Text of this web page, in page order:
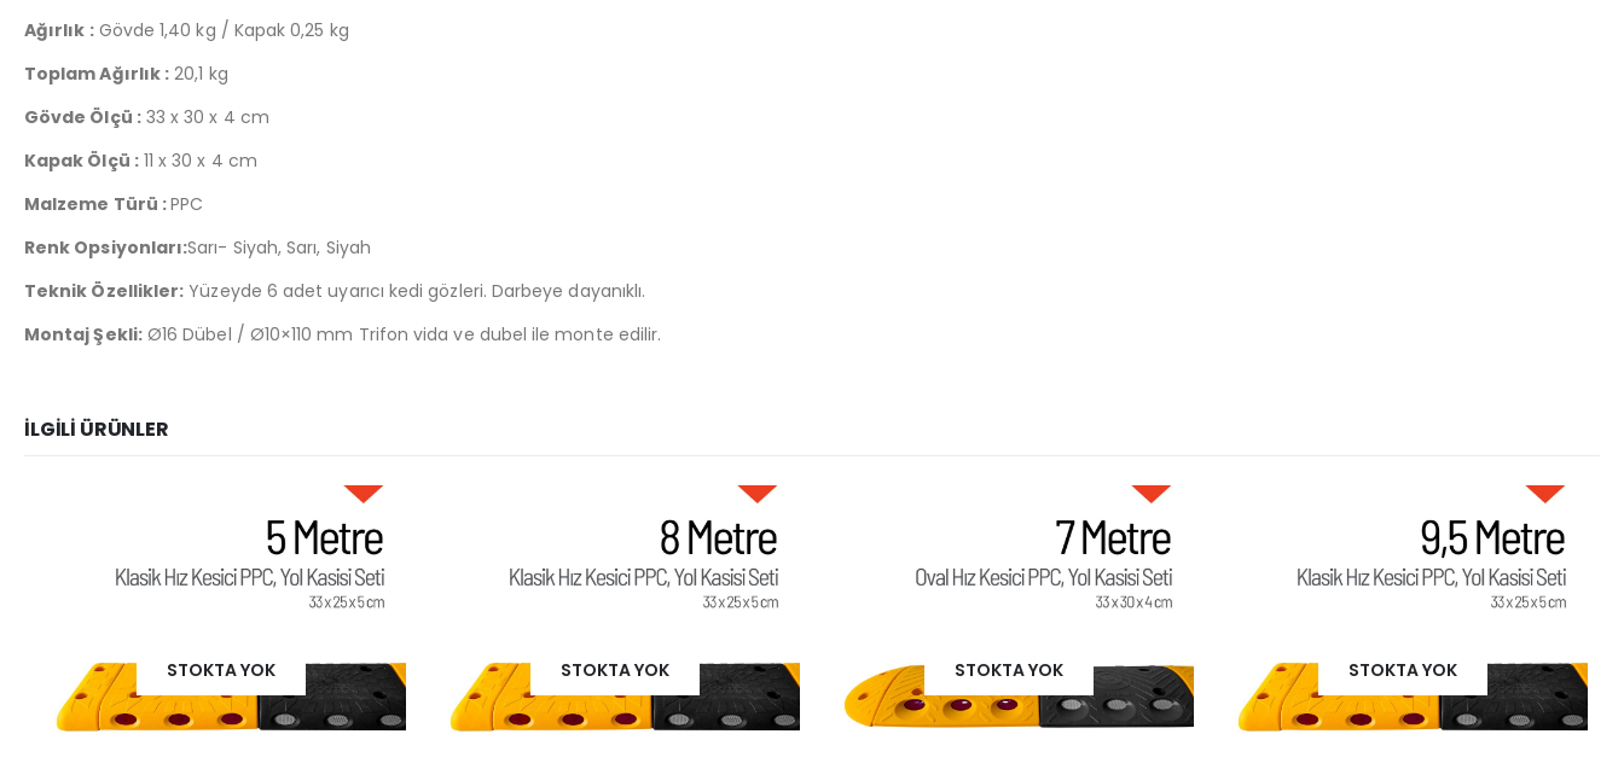
Ağırlık :Gövde 1,40 kg / Kapak 0,25 kg
Toplam Ağırlık : 20,1 kg
Gövde Ölçü :33 x 30 x 4 cm
Kapak Ölçü :11 x 30 x 4 cm
Malzeme Türü :PPC
Renk Opsiyonları:Sarı- Siyah, Sarı, Siyah
Teknik Özellikler: Yüzeyde 6 adet uyarıcı kedi gözleri. Darbeye dayanıklı.
Montaj Şekli:Ø16 Dübel / Ø10×110 mm Trifon vida ve dubel ile monte edilir.
İLGILI ÜRÜNLER
STOKTA YOK STOKTA YOK STOKTA YOK STOKTA YOK